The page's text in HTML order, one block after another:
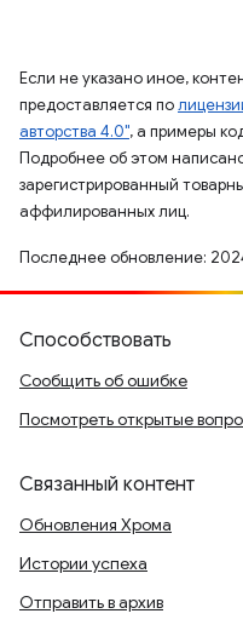
Если не указано иное,
предоставляется по
авторства 4.0", а примеры
Подробнее об этом
зарегистрированный
аффилированных лиц.
Последнее обновление:
Способствовать
Сообщить об ошибке
Посмотреть открытые
Связанный контент
Обновления Хрома
Истории успеха
Отправить в архив